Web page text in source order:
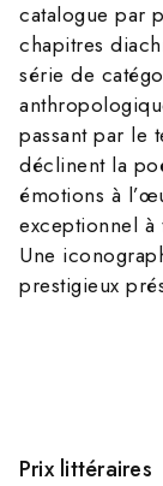
catalogue par
chapitres
série de
passant par le
déclinent la
émotions à
exceptionnel à
Une
prestigieux
Prix littéraires